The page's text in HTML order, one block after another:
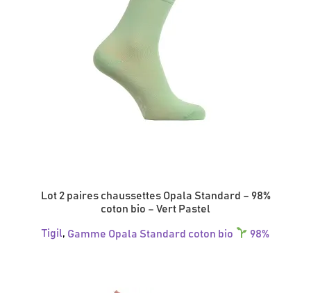
Lot 2 paires chaussettes Opala Standard – 98%
coton bio – Vert Pastel
Tigil, Gamme Opala Standard coton bio
98%